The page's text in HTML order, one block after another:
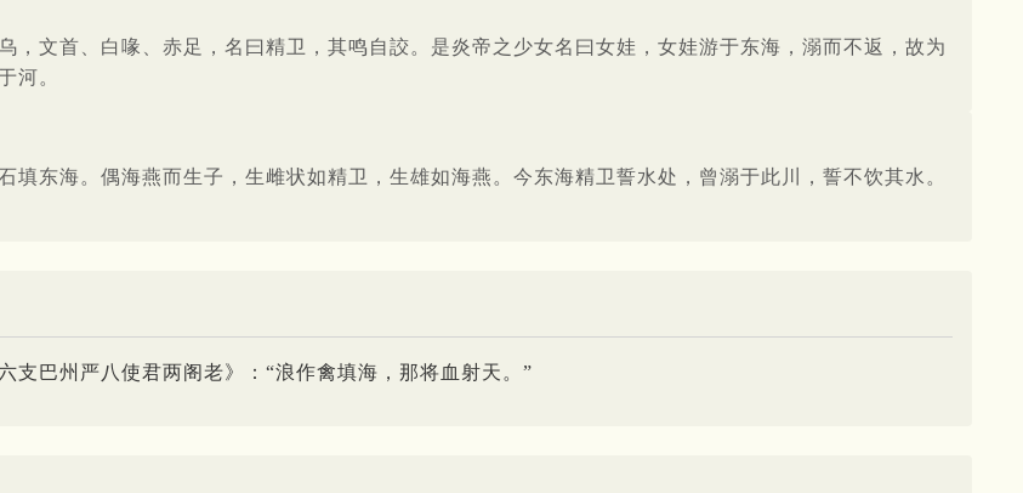
，文首、白喙、赤足，名曰精卫，其鸣自詨。是炎帝之少女名曰女娃，女娃游于东海，溺而不返，故为
河。
东海。偶海燕而生子，生雌状如精卫，生雄如海燕。今东海精卫誓水处，曾溺于此川，誓不饮其水。
巴州严八使君两阁老》：“浪作禽填海，那将血射天。”